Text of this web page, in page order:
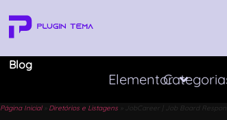
Blog
Elementor
Página Inicial» Diretórios e Listagens » JobCareer | Job Board